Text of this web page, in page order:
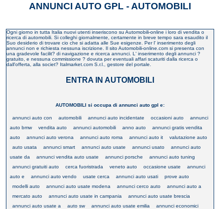
ANNUNCI AUTO GPL - AUTOMOBILI
Ogni giorno in tutta Italia nuovi utenti inseriscono su Automobili-online i loro di vendita o
ricerca di automobili. Si colleghi giornalmente, certamente in breve tempo sara esaudito il
Suo desiderio di trovare cio che si adatta alle Sue esigenze. Per l' inserimento degli
annunci non e richiesta nessuna iscrizione. Il sito Automobili-online.com si presenta con
una gradevole facilit? di navigazione e ricerca annunci. L' inserimento degli annunci ?
gratuito, e nessuna commissione ? dovuta per eventuali affari scaturiti dalla ricerca o
dall'offerta, alla societ? Italmarket.com S.r.l., gestore del portale.
ENTRA IN AUTOMOBILI
AUTOMOBILI si occupa di annunci auto gpl e:
annunci auto con automobili annunci auto incidentate occasioni auto
annunci
auto bmw
vendita auto annunci automobili anno auto
annunci gratis vendita
auto
annunci auto verona annunci auto roma annunci auto it
valutazione auto
auto usata
annunci smart annunci auto usate annunci usato
annunci auto
usate da
annunci vendita auto usate annunci porsche
annunci auto tuning
annunci gratuiti auto
cerca fuoristrada veneto auto occasione usate
annunci
auto e
annunci auto vendo usate cerca annunci auto usati
prove auto
modelli auto
annunci auto usate modena annunci cerco auto
annunci auto a
mercato auto
annunci auto usate in campania
annunci auto usate brescia
annunci auto usate a
auto sw annunci auto usate emilia
annunci economici